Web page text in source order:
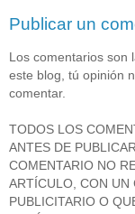
Publicar un
Los comentarios son
este blog, tú opinión
comentar.
TODOS LOS
ANTES DE
COMENTARIO NO
ARTÍCULO, CON UN
PUBLICITARIO O